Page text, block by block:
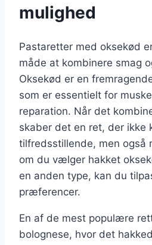
mulighed
Pastaretter med oksekød
måde at kombinere smag
Oksekød er en
som er essentielt for
reparation. Når det
skaber det en ret, der ikke
tilfredsstillende, men også
om du vælger hakket
en anden type, kan du
præferencer.
En af de mest populære
bolognese, hvor det